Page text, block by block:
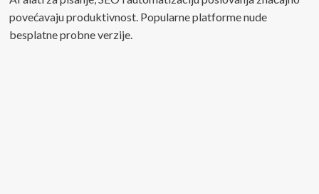
povećavaju produktivnost. Popularne platforme nude
besplatne probne verzije.